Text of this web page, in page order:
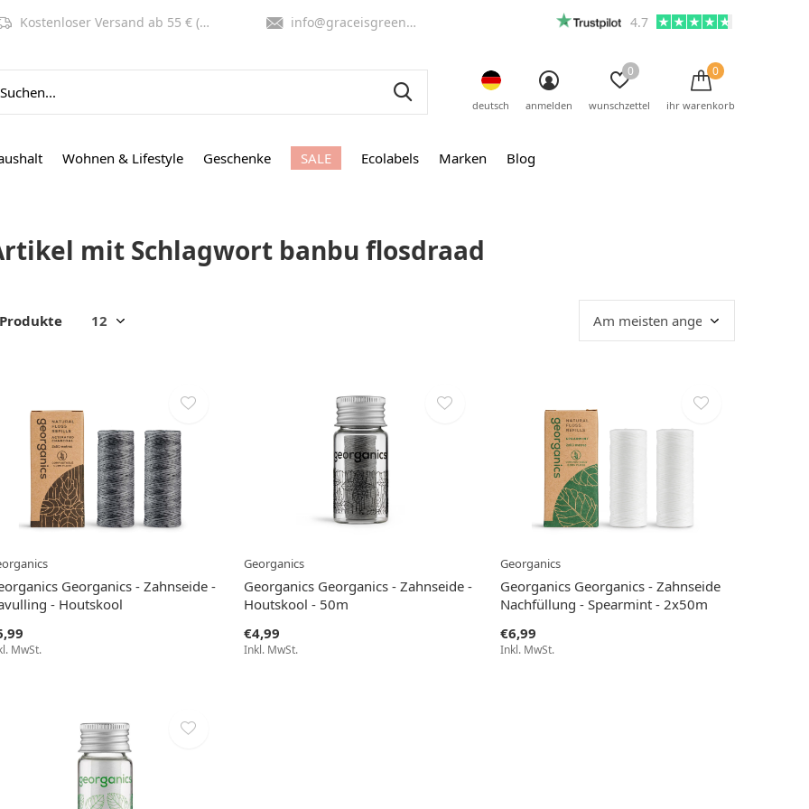
Wohnen & Lifestyle Geschenke SALE Ecolabels Marken Blog
deutsch anmelden wunschzettel
0
ihr warenkorb
0
Kostenloser Versand ab 55 € (NL, BE) info@graceisgreen.com 4.7
mit Schlagwort banbu flosdraad
Georganics - Zahnseide -
- Houtskool
MwSt.
Georganics
Georganics Georganics - Zahnseide -
Houtskool - 50m
€4,99
Inkl. MwSt.
Georganics
Georganics Georganics - Zahnseide
Nachfüllung - Spearmint - 2x50m
€6,99
Inkl. MwSt.